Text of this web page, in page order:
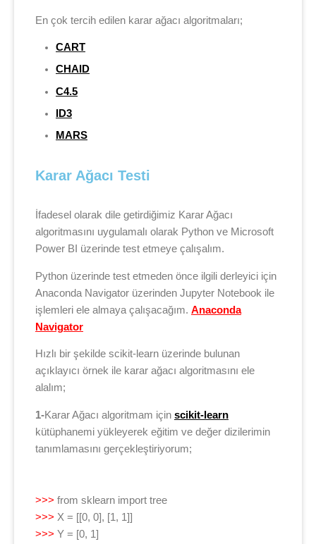
En çok tercih edilen karar ağacı algoritmaları;
CART
CHAID
C4.5
ID3
MARS
Karar Ağacı Testi
İfadesel olarak dile getirdiğimiz Karar Ağacı
algoritmasını uygulamalı olarak Python ve Microsoft
Power BI üzerinde test etmeye çalışalım.
Python üzerinde test etmeden önce ilgili derleyici için
Anaconda Navigator üzerinden Jupyter Notebook ile
işlemleri ele almaya çalışacağım. Anaconda
Navigator
Hızlı bir şekilde scikit-learn üzerinde bulunan
açıklayıcı örnek ile karar ağacı algoritmasını ele
alalım;
1-Karar Ağacı algoritmam için scikit-learn
kütüphanemi yükleyerek eğitim ve değer dizilerimin
tanımlamasını gerçekleştiriyorum;
>>> from sklearn import tree
>>> X = [[0, 0], [1, 1]]
>>> Y = [0, 1]